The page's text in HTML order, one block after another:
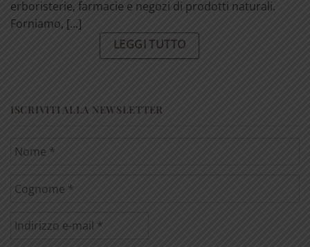
erboristerie, farmacie e negozi di prodotti naturali.
Forniamo, [...]
LEGGI TUTTO
ISCRIVITI ALLA NEWSLETTER